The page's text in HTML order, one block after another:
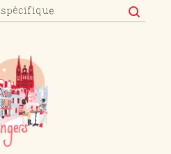
spécifique :
: